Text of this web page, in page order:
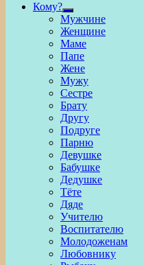
Кому?
Show
sub
menu
Мужчине
Женщине
Маме
Папе
Жене
Мужу
Сестре
Брату
Другу
Подруге
Парню
Девушке
Бабушке
Дедушке
Тёте
Дяде
Учителю
Воспитателю
Молодоженам
Любовнику